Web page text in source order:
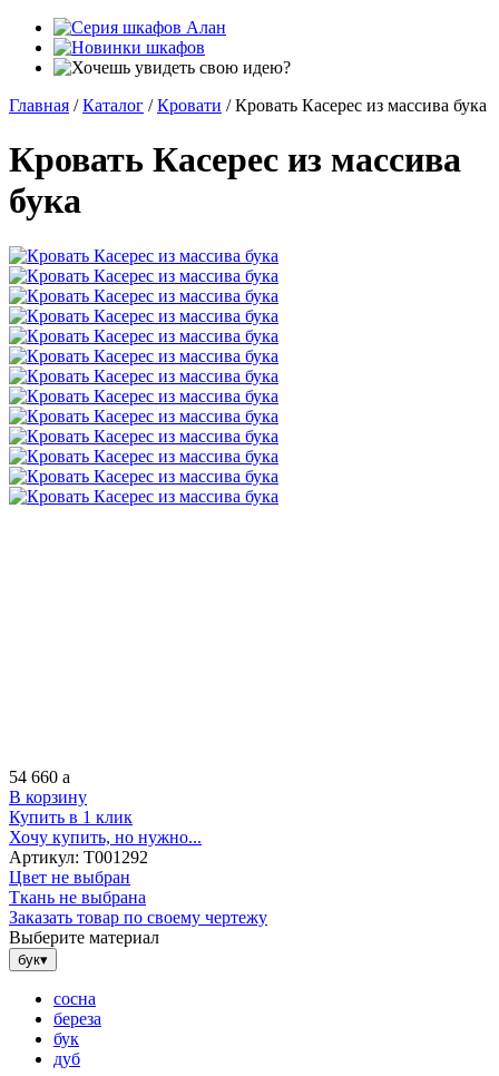
Главная / Каталог / Кровати / Кровать Касерес из массива бука
Кровать Касерес из массива
бука
54 660 a
В корзину
Купить в 1 клик
Хочу купить, но нужно...
Артикул: Т001292
Цвет не выбран
Ткань не выбрана
Заказать товар по своему чертежу
Выберите материал
бук▾
сосна
береза
бук
дуб